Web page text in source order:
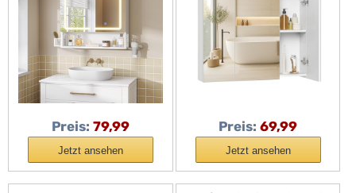
mit verstellbarer
Ablage, Badezimmer
Spiegelschrank mit
HD-Spiegel, 3
Farbtemperatur
cm,Weiß
Preis: 79,99
Jetzt ansehen
Wandschrank mit
verstellbaren Ablagen,
moderner Stil, 15 x 70 x
60 cm, wolkenweiß
Preis: 69,99
Jetzt ansehen